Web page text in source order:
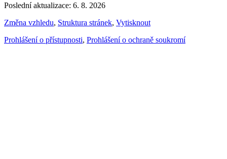
Poslední aktualizace: 6. 8. 2026
Změna vzhledu, Struktura stránek, Vytisknout
Prohlášení o přístupnosti, Prohlášení o ochraně soukromí